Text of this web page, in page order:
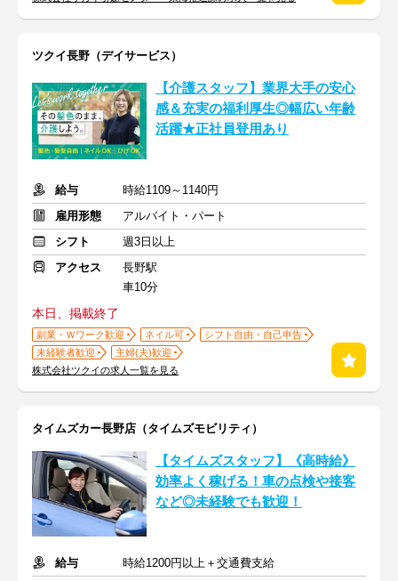
ツクイ長野（デイサービス）
【介護スタッフ】業界大手の安心
感＆充実の福利厚生◎幅広い年齢
活躍★正社員登用あり
給与
時給1109～1140円
雇用形態
アルバイト・パート
シフト
週3日以上
アクセス
長野駅
車10分
本日、掲載終了
副業・Ｗワーク歓迎 ネイル可
シフト自由・自己申告
未経験者歓迎
主婦(夫)歓迎
株式会社ツクイの求人一覧を見る
タイムズカー長野店（タイムズモビリティ）
【タイムズスタッフ】《高時給》
効率よく稼げる！車の点検や接客
など◎未経験でも歓迎！
給与
時給1200円以上＋交通費支給